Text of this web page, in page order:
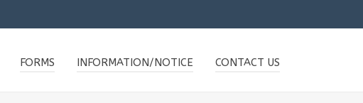
FORMS INFORMATION/NOTICE CONTACT US